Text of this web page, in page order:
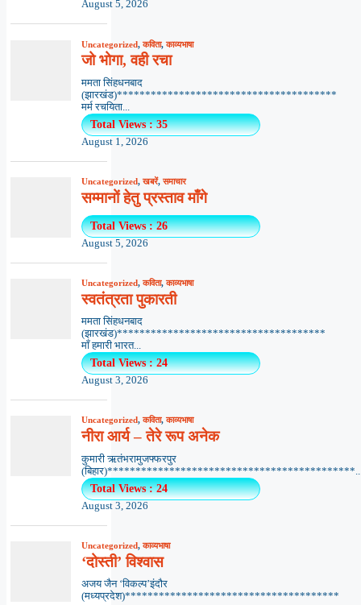
August 5, 2026
Uncategorized,कविता,काव्यभाषा
जो भोगा, वही रचा
ममता सिंहधनबाद
(झारखंड)***************************************
मर्म रचयिता...
Total Views : 35
August 1, 2026
Uncategorized,खबरें,समाचार
सम्मानों हेतु प्रस्ताव माँगे
Total Views : 26
August 5, 2026
Uncategorized,कविता,काव्यभाषा
स्वतंत्रता पुकारती
ममता सिंहधनबाद
(झारखंड)*************************************
माँ हमारी भारत...
Total Views : 24
August 3, 2026
Uncategorized,कविता,काव्यभाषा
नीरा आर्य – तेरे रूप अनेक
कुमारी ऋतंभरामुजफ्फरपुर
Total Views : 24
August 3, 2026
Uncategorized,काव्यभाषा
‘दोस्ती’ विश्वास
अजय जैन ‘विकल्प’इंदौर
(मध्यप्रदेश)**************************************